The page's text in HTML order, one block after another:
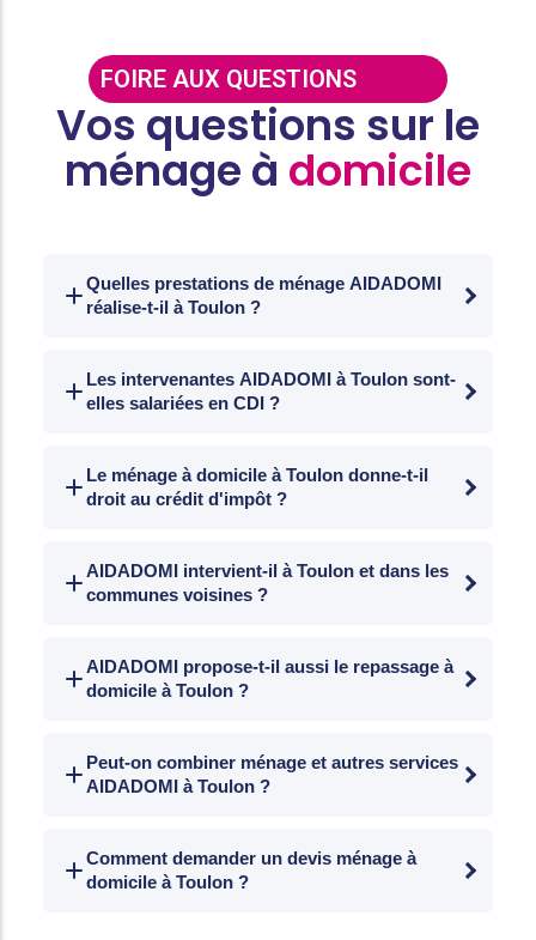
FOIRE AUX QUESTIONS
Vos questions sur le
ménage à domicile
Quelles prestations de ménage AIDADOMI
réalise-t-il à Toulon ?
mobilier, entretien des sanitaires et de la
cuisine, nettoyage des vitres intérieures et
Les intervenantes AIDADOMI à Toulon sont-
elles salariées en CDI ?
formées aux techniques d'entretien
professionnel et attitrées à chaque foyer
Le ménage à domicile à Toulon donne-t-il
droit au crédit d'impôt ?
services à la personne. Avec l'Avance
Immédiate, déduction directe sur chaque
AIDADOMI intervient-il à Toulon et dans les
communes voisines ?
communes voisines : La Seyne-sur-Mer, Six-
Fours-les-Plages, Ollioules, La Valette-du-
AIDADOMI propose-t-il aussi le repassage à
domicile à Toulon ?
prestation de ménage ou proposé comme
service distinct selon vos préférences.
Peut-on combiner ménage et autres services
AIDADOMI à Toulon ?
d'enfants, aide aux personnes âgées,
accompagnement handicap, jardinage et
Comment demander un devis ménage à
domicile à Toulon ?